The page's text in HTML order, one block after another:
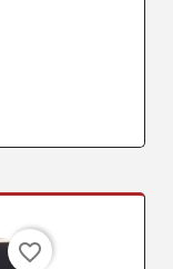
favorite_border